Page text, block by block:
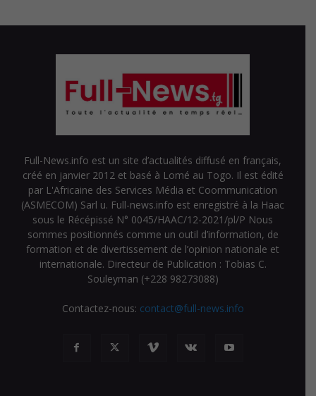
Full-News.info est un site d’actualités diffusé en français,
créé en janvier 2012 et basé à Lomé au Togo. Il est édité
par L'Africaine des Services Média et Coommunication
(ASMECOM) Sarl u. Full-news.info est enregistré à la Haac
sous le Récépissé N° 0045/HAAC/12-2021/pl/P Nous
sommes positionnés comme un outil d’information, de
formation et de divertissement de l’opinion nationale et
internationale. Directeur de Publication : Tobias C.
Souleyman (+228 98273088)
Contactez-nous: contact@full-news.info